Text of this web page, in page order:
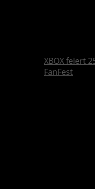
XBOX feiert
FanFest